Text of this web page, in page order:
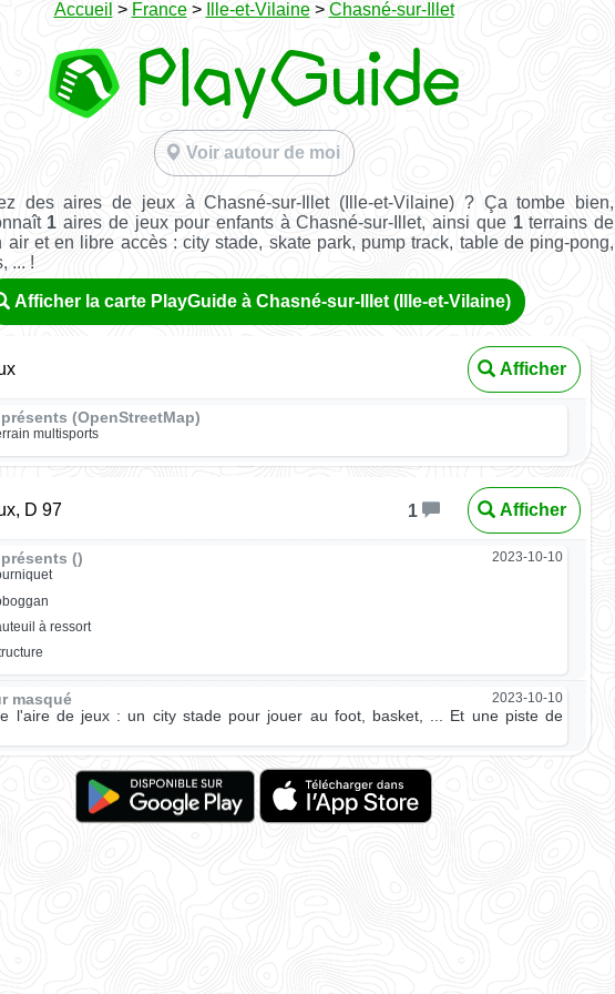
Accueil > France> Ille-et-Vilaine> Chasné-sur-Illet
Voir autour de moi
des aires de jeux à Chasné-sur-Illet (Ille-et-Vilaine) ? Ça tombe bien,
1 aires de jeux pour enfants à Chasné-sur-Illet, ainsi que 1terrains de
air et en libre accès : city stade, skate park, pump track, table de ping-pong,
... !
Afficher la carte PlayGuide à Chasné-sur-Illet (Ille-et-Vilaine)
Afficher
(OpenStreetMap)
multisports
D 97 1 Afficher
() 2023-10-10
à ressort
masqué 2023-10-10
l'aire de jeux : un city stade pour jouer au foot, basket, ... Et une piste de